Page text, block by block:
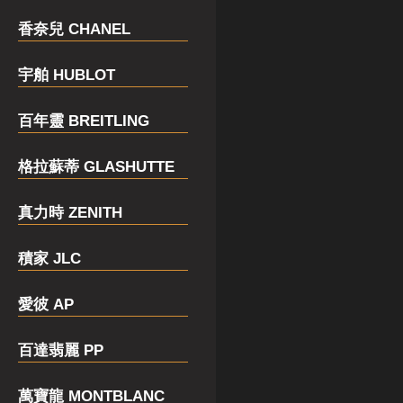
香奈兒 CHANEL
宇舶 HUBLOT
百年靈 BREITLING
格拉蘇蒂 GLASHUTTE
真力時 ZENITH
積家 JLC
愛彼 AP
百達翡麗 PP
萬寶龍 MONTBLANC